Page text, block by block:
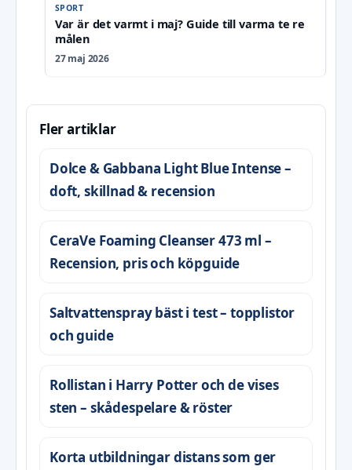
SPORT
Var är det varmt i maj? Guide till varma te re
målen
27 maj 2026
Fler artiklar
Dolce & Gabbana Light Blue Intense –
doft, skillnad & recension
CeraVe Foaming Cleanser 473 ml –
Recension, pris och köpguide
Saltvattenspray bäst i test – topplistor
och guide
Rollistan i Harry Potter och de vises
sten – skådespelare & röster
Korta utbildningar distans som ger